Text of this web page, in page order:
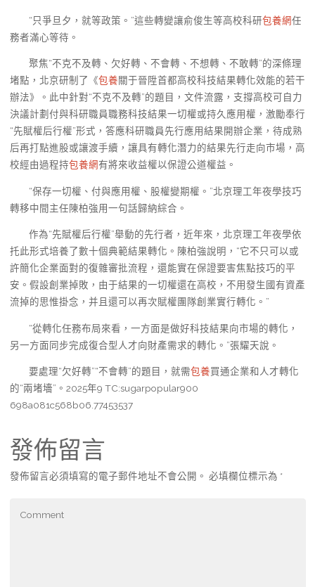
“只爭旦夕，就等政策。”這些轉變讓俞俊生等高校科研包養網任
務者滿心等待。
聚焦“不克不及轉、欠好轉、不會轉、不想轉、不敢轉”的深條理
堵點，北京研制了《包養關于晉陞首都高校科技結果轉化效能的若干
辦法》。此中針對“不克不及轉”的題目，文件流露，支撐高校可自力
決議計劃付與科研職員職務科技結果一切權或持久應用權，激勵奉行
“先賦權后行權”形式，答應科研職員先行應用結果開辦企業，待成熟
后再打點進股或讓渡手續，讓具有轉化潛力的結果先行走向市場，高
校經由過程持包養網有將來收益權以保證公道權益。
“保存一切權、付與應用權、股權變期權。”北京理工年夜學技巧
轉移中間主任陳柏強用一句話歸納綜合。
作為“先賦權后行權”舉動的先行者，近年來，北京理工年夜學依
托此形式培養了數十個典範結果轉化。陳柏強說明，“它不只可以或
許簡化企業面對的復雜審批流程，還能實在保證要害焦點技巧的平
安。假設創業掉敗，由于結果的一切權還在高校，不用發生國有資產
流掉的思惟掛念，并且還可以再次賦權團隊創業實行轉化。”
“從轉化任務布局來看，一方面是做好科技結果向市場的轉化，
另一方面同步完成復合型人才向財產需求的轉化。”張耀天說。
要處理“欠好轉”“不會轉”的題目，就需包養買通企業和人才轉化
的“兩堵墻”。2025年9 TC:sugarpopular900
698a081c568b06.77453537
發佈留言
發佈留言必須填寫的電子郵件地址不會公開。 必填欄位標示為 *